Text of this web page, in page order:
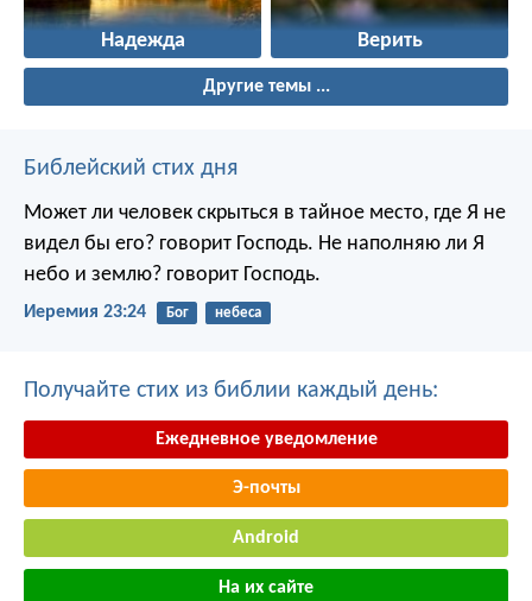
Надежда Верить
Другие темы ...
Библейский стих дня
Может ли человек скрыться в тайное место, где Я не
видел бы его? говорит Господь. Не наполняю ли Я
небо и землю? говорит Господь.
Иеремия 23:24 Бог небеса
Получайте стих из библии каждый день:
Ежедневное уведомление
Э-почты
Android
На их сайте